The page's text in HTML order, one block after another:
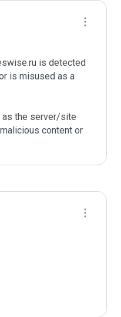
is detected
is misused as a
the server/site
content or